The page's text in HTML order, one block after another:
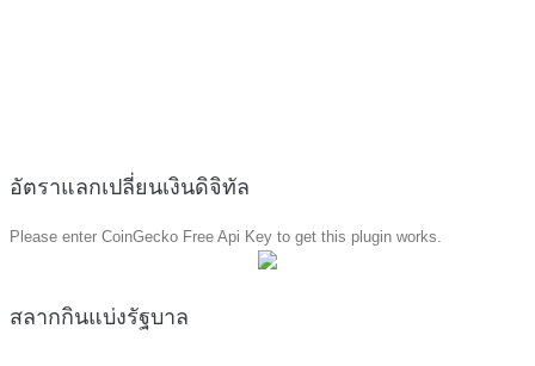
อัตราแลกเปลี่ยนเงินดิจิทัล
Please enter CoinGecko Free Api Key to get this plugin works.
สลากกินแบ่งรัฐบาล